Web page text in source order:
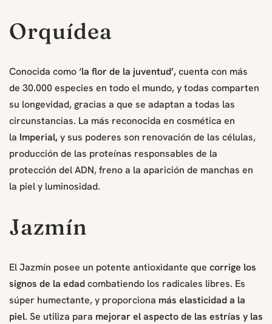
Orquídea
Conocida como ‘la flor de la juventud’,cuenta con más
de 30.000 especies en todo el mundo, y todas comparten
su longevidad, gracias a que se adaptan a todas las
circunstancias. La más reconocida en cosmética en
la Imperial,y sus poderes son renovación de las células,
producción de las proteínas responsables de la
protección del ADN, freno a la aparición de manchas en
la piel y luminosidad.
Jazmín
El Jazmín posee un potente antioxidante que corrige los
signos de la edadcombatiendo los radicales libres. Es
súper humectante, y proporciona más elasticidad a la
piel. Se utiliza para mejorar el aspecto de las estrías y las